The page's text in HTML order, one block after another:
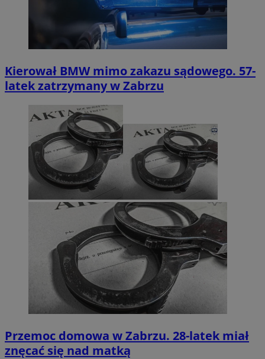
Kierował BMW mimo zakazu sądowego. 57-
latek zatrzymany w Zabrzu
Przemoc domowa w Zabrzu. 28-latek miał
znęcać się nad matką